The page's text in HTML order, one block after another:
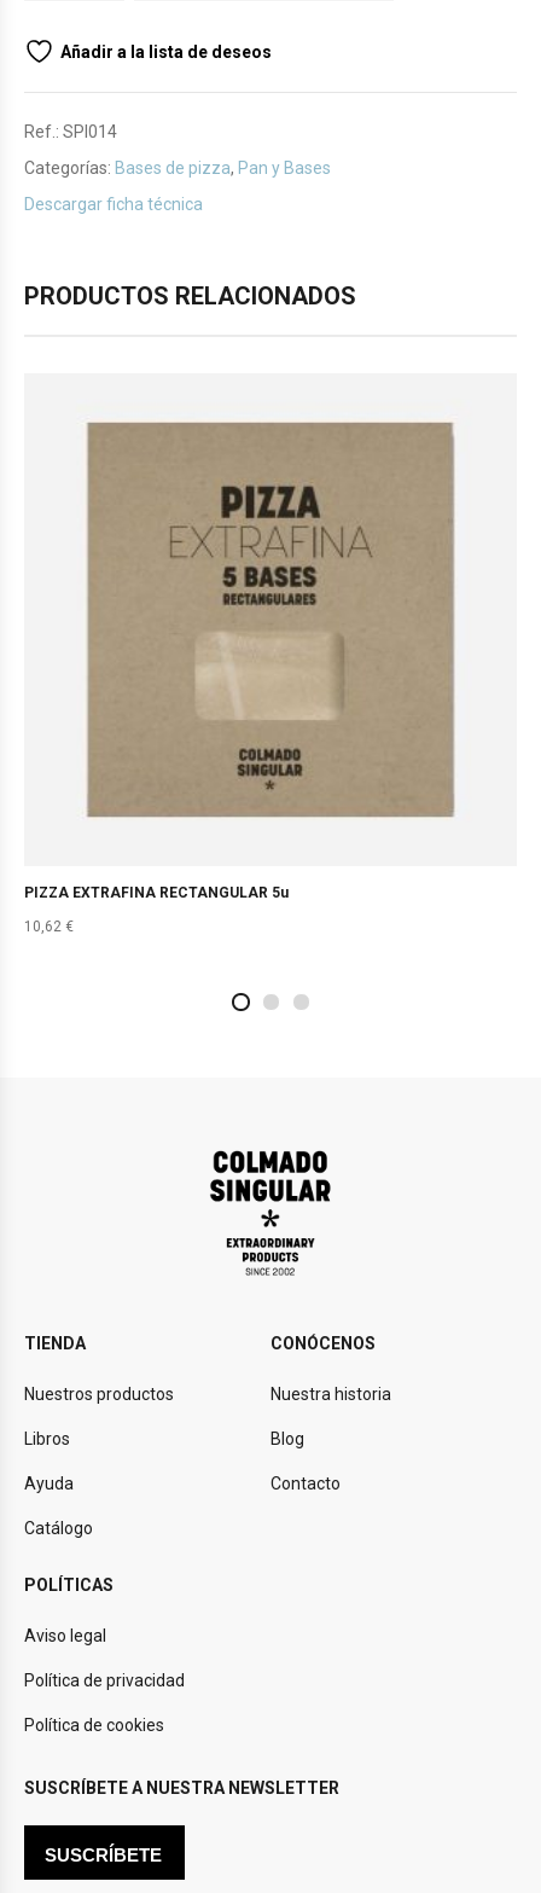
Añadir a la lista de deseos
Ref.: SPI014
Categorías: Bases de pizza, Pan y Bases
Descargar ficha técnica
PRODUCTOS RELACIONADOS
PIZZA EXTRAFINA RECTANGULAR 5u
10,62 €
TIENDA
Nuestros productos
Libros
Ayuda
Catálogo
CONÓCENOS
Nuestra historia
Blog
Contacto
POLÍTICAS
Aviso legal
Política de privacidad
Política de cookies
SUSCRÍBETE A NUESTRA NEWSLETTER
SUSCRÍBETE